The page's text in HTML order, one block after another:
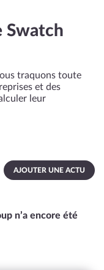
Swatch
traquons toute
et des
leur
AJOUTER UNE ACTU
n’a encore été